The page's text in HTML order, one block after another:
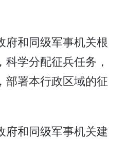
府和同级军事机关根
学分配征兵任务，
部署本行政区域的征
府和同级军事机关建